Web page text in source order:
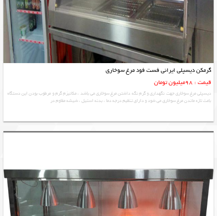
گرمکن دیسپلی ایرانی فست فود مرغ سوخاری
قیمت : 98میلیون تومان
دیسپلی مرغ سوخاری جهت نگهداری و گرم نگه داشتن مرغ سوخاری می باشد ، مکانیزم گرم و مرطوب بودن این دستگاه
باعث تازه ماندن مرغ سوخاری می شود و دارای تنظیم درجه دما ، بدنه استیل ، شیشه مقاوم در